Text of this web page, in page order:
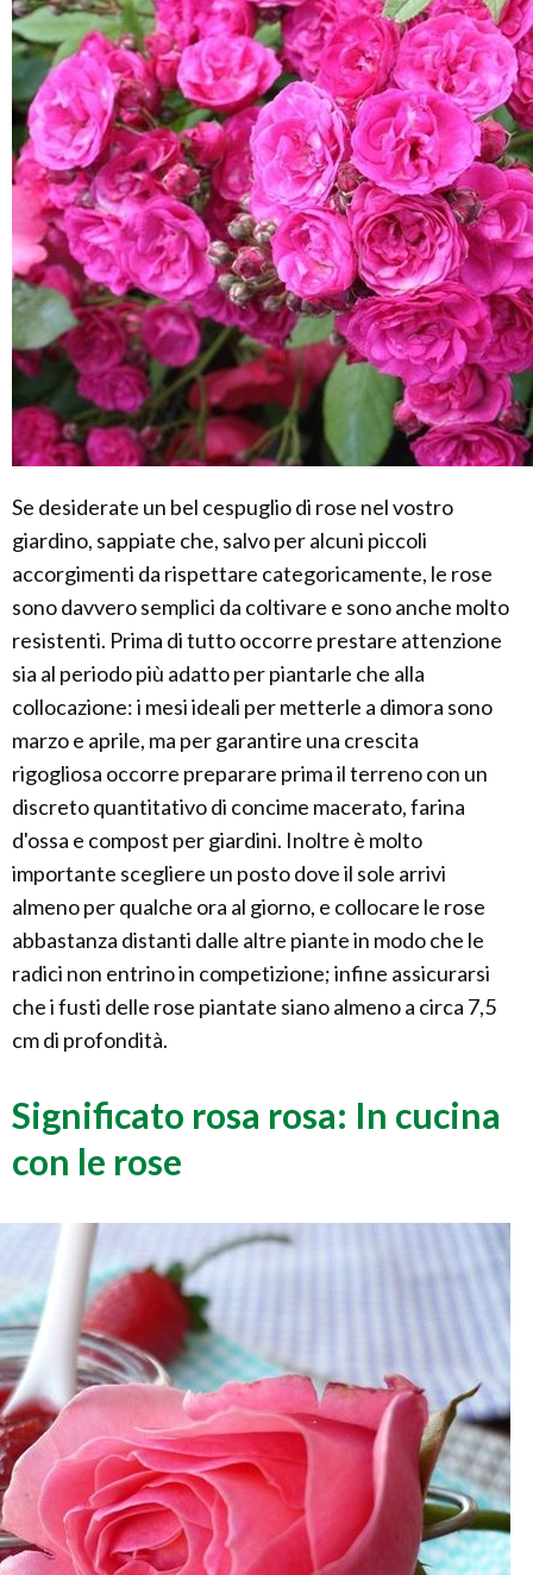
Se desiderate un bel cespuglio di rose nel vostro
giardino, sappiate che, salvo per alcuni piccoli
accorgimenti da rispettare categoricamente, le rose
sono davvero semplici da coltivare e sono anche molto
resistenti. Prima di tutto occorre prestare attenzione
sia al periodo più adatto per piantarle che alla
collocazione: i mesi ideali per metterle a dimora sono
marzo e aprile, ma per garantire una crescita
rigogliosa occorre preparare prima il terreno con un
discreto quantitativo di concime macerato, farina
d'ossa e compost per giardini. Inoltre è molto
importante scegliere un posto dove il sole arrivi
almeno per qualche ora al giorno, e collocare le rose
abbastanza distanti dalle altre piante in modo che le
radici non entrino in competizione; infine assicurarsi
che i fusti delle rose piantate siano almeno a circa 7,5
cm di profondità.
Significato rosa rosa: In cucina
con le rose